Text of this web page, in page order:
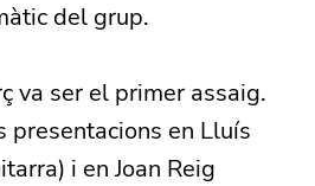
del grup.
va ser el primer assaig.
presentacions en Lluís
i en Joan Reig